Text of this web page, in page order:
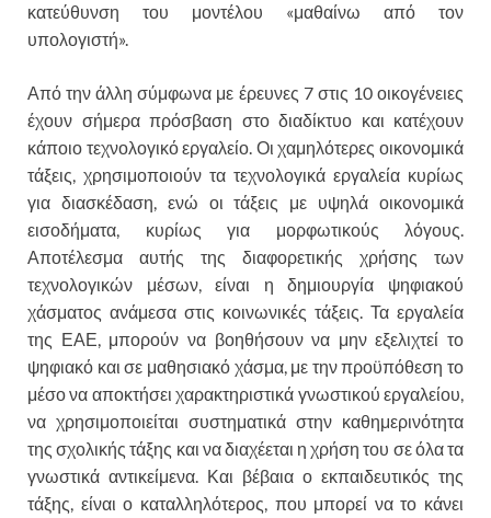
κατεύθυνση του μοντέλου «μαθαίνω από τον
υπολογιστή».
Από την άλλη σύμφωνα με έρευνες 7 στις 10 οικογένειες
έχουν σήμερα πρόσβαση στο διαδίκτυο και κατέχουν
κάποιο τεχνολογικό εργαλείο. Οι χαμηλότερες οικονομικά
τάξεις, χρησιμοποιούν τα τεχνολογικά εργαλεία κυρίως
για διασκέδαση, ενώ οι τάξεις με υψηλά οικονομικά
εισοδήματα, κυρίως για μορφωτικούς λόγους.
Αποτέλεσμα αυτής της διαφορετικής χρήσης των
τεχνολογικών μέσων, είναι η δημιουργία ψηφιακού
χάσματος ανάμεσα στις κοινωνικές τάξεις. Τα εργαλεία
της ΕΑΕ, μπορούν να βοηθήσουν να μην εξελιχτεί το
ψηφιακό και σε μαθησιακό χάσμα, με την προϋπόθεση το
μέσο να αποκτήσει χαρακτηριστικά γνωστικού εργαλείου,
να χρησιμοποιείται συστηματικά στην καθημερινότητα
της σχολικής τάξης και να διαχέεται η χρήση του σε όλα τα
γνωστικά αντικείμενα. Και βέβαια ο εκπαιδευτικός της
τάξης, είναι ο καταλληλότερος, που μπορεί να το κάνει